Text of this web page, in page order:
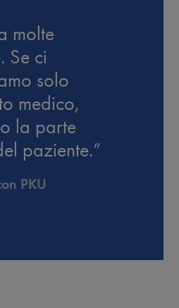
molte
Se ci
solo
medico,
la parte
paziente.”
PKU